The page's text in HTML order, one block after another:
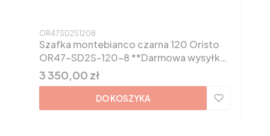
Kod produktu
OR47SD2S1208
Szafka montebianco czarna 120 Oristo
OR47-SD2S-120-8 **Darmowa wysyłka
**
Cena
3 350,00 zł
DO KOSZYKA